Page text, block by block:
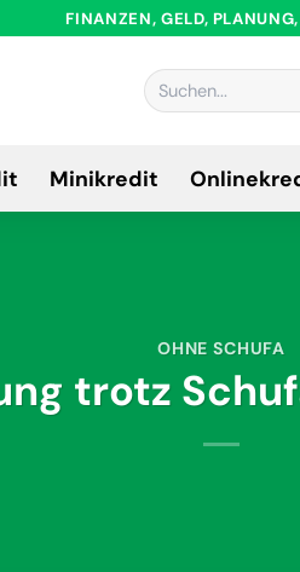
FINANZEN, GELD,
Minikredit
OHNE SCHUFA
trotz